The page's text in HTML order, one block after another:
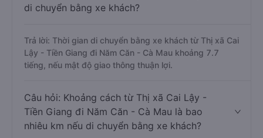
di chuyển bằng xe khách?
Trả lời: Thời gian di chuyển bằng xe khách từ Thị xã Cai
Lậy - Tiền Giang đi Năm Căn - Cà Mau khoảng 7.7
tiếng, nếu mật độ giao thông thuận lợi.
Câu hỏi: Khoảng cách từ Thị xã Cai Lậy -
Tiền Giang đi Năm Căn - Cà Mau là bao
nhiêu km nếu di chuyển bằng xe khách?